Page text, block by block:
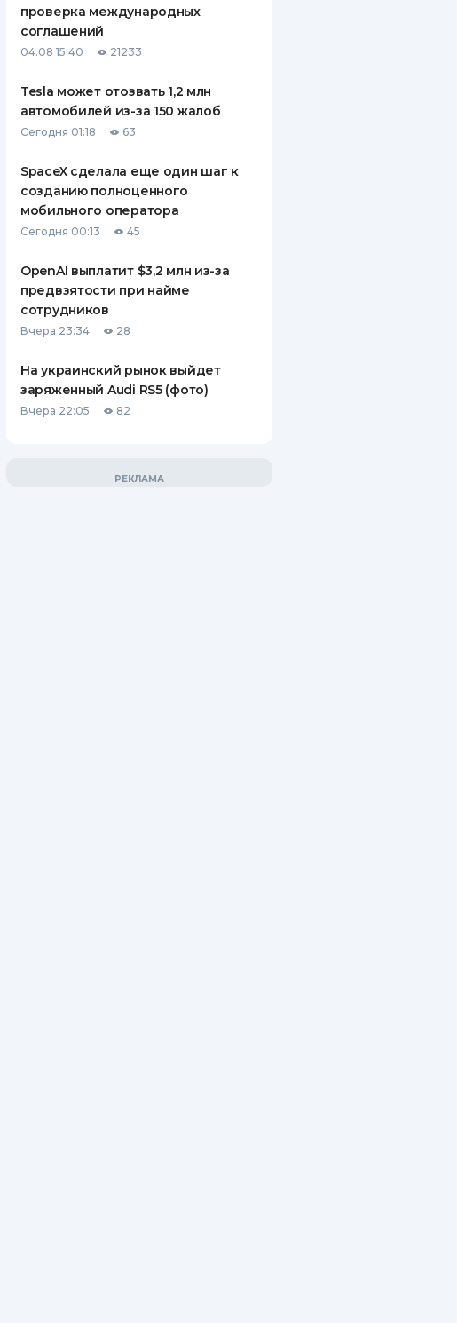
ПУТЕВОДИТЕЛИ ПО
СТРАХОВЫЕ КОМПАНИИ
КОМПАНИЯХ
ДОСТАВКА И ОПЛАТА
КОНТАКТЫ
проверка международных
соглашений
04.08 15:40 21233
Tesla может отозвать 1,2 млн
автомобилей из-за 150 жалоб
Сегодня 01:18 63
SpaceX сделала еще один шаг к
созданию полноценного
мобильного оператора
Сегодня 00:13 45
OpenAI выплатит $3,2 млн из-за
предвзятости при найме
сотрудников
Вчера 23:34 28
На украинский рынок выйдет
заряженный Audi RS5 (фото)
Вчера 22:05 82